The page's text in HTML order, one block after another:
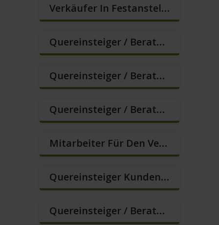
Verkäufer In Festanstellung – Top Gehalt (m/w/d)
Quereinsteiger / Berater Im Vertrieb In Festanstellung (m/w/d)
Quereinsteiger / Berater Im Vertrieb, Keine Zeitarbeit! (m/w/d)
Quereinsteiger / Berater Im Vertrieb – Ab Sofort (m/w/d)
Mitarbeiter Für Den Verkauf / Quereinsteiger (m/w/d)
Quereinsteiger Kundenberatung Im Außendienst (m/w/d)
Quereinsteiger / Berater Im Vertrieb (m/w/d)